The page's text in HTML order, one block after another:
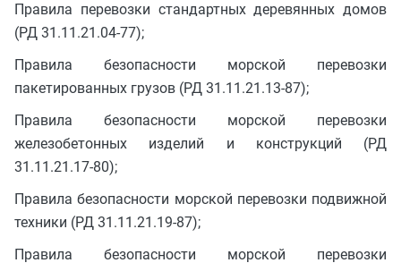
Правила перевозки стандартных деревянных домов
(РД 31.11.21.04-77);
Правила безопасности морской перевозки
пакетированных грузов (РД 31.11.21.13-87);
Правила безопасности морской перевозки
железобетонных изделий и конструкций (РД
31.11.21.17-80);
Правила безопасности морской перевозки подвижной
техники (РД 31.11.21.19-87);
Правила безопасности морской перевозки